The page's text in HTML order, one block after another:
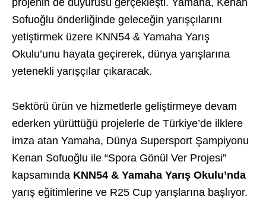
projenin de duyurusu gerçekleşti. Yamaha, Kenan
Sofuoğlu önderliğinde geleceğin yarışçılarını
yetiştirmek üzere KNN54 & Yamaha Yarış
Okulu’unu hayata geçirerek, dünya yarışlarına
yetenekli yarışçılar çıkaracak.
Sektörü ürün ve hizmetlerle geliştirmeye devam
ederken yürüttüğü projelerle de Türkiye’de ilklere
imza atan Yamaha, Dünya Supersport Şampiyonu
Kenan Sofuoğlu ile “Spora Gönül Ver Projesi”
kapsamında KNN54 & Yamaha Yarış Okulu’nda
yarış eğitimlerine ve R25 Cup yarışlarına başlıyor.